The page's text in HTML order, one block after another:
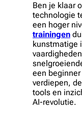
Ben je klaar
technologie
een hoger
trainingen
kunstmatige
een
verdiepen,
tools en
AI-revolutie.